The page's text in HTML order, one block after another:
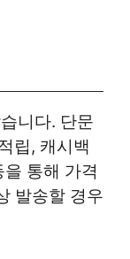
니다. 단문
립, 캐시백
통해 가격
발송할 경우